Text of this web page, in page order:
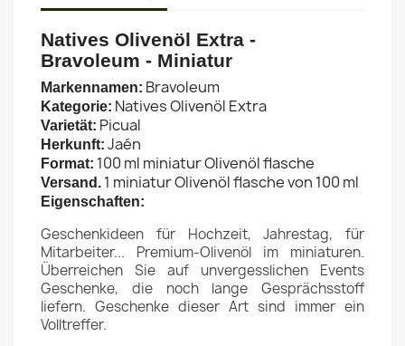
Natives Olivenöl Extra -
Bravoleum - Miniatur
Markennamen: Bravoleum
Kategorie: Natives Olivenöl Extra
Varietät: Picual
Herkunft: Jaén
Format: 100 ml miniatur Olivenöl flasche
Versand. 1 miniatur Olivenöl flasche von 100 ml
Eigenschaften:
Geschenkideen für Hochzeit, Jahrestag, für
Mitarbeiter... Premium-Olivenöl im miniaturen.
Überreichen Sie auf unvergesslichen Events
Geschenke, die noch lange Gesprächsstoff
liefern. Geschenke dieser Art sind immer ein
Volltreffer.